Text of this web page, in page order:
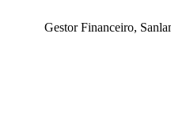
Gestor Financeiro,